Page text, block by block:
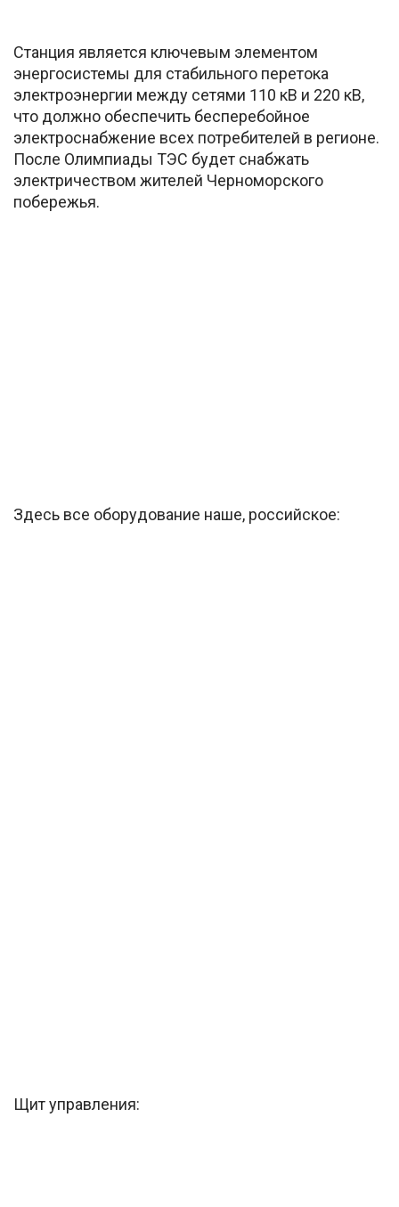
Станция является ключевым элементом
энергосистемы для стабильного перетока
электроэнергии между сетями 110 кВ и 220 кВ,
что должно обеспечить бесперебойное
электроснабжение всех потребителей в регионе.
После Олимпиады ТЭС будет снабжать
электричеством жителей Черноморского
побережья.
Здесь все оборудование наше, российское:
Щит управления: